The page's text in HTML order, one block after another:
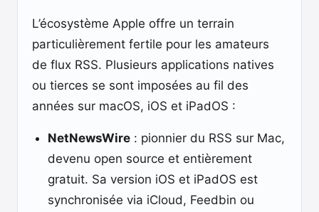
L’écosystème Apple offre un terrain
particulièrement fertile pour les amateurs
de flux RSS. Plusieurs applications natives
ou tierces se sont imposées au fil des
années sur macOS, iOS et iPadOS :
NetNewsWire : pionnier du RSS sur Mac,
devenu open source et entièrement
gratuit. Sa version iOS et iPadOS est
synchronisée via iCloud, Feedbin ou